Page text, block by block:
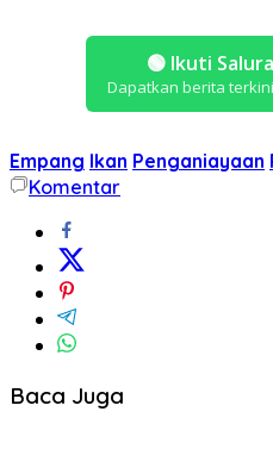
🟢 Ikuti
Dapatkan berita
Empang Ikan Penganiayaan
Komentar
Baca Juga